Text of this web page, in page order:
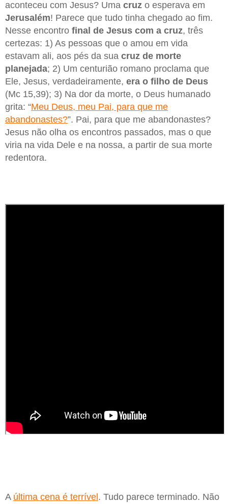
aconteceu com Jesus? Uma cruz o esperava em
Jerusalém! Parece que tudo tinha chegado ao fim.
Nesse encontro final de Jesus com a cruz, três
certezas: 1) As pessoas que o amou em vida
estavam ali, aos pés da sua cruz de morte
planejada; 2) Um centurião romano proclama que
Ele, Jesus, verdadeiramente, era o filho de Deus
(Mc 15,39); 3) Na dor da morte, o Deus humanado
grita: “Meu Deus, meu Pai, para que me
abandonastes?”. Pai, para que me abandonastes?
Jesus não olha os encontros passados, mas o que
viria na vida Dele e na nossa, a partir de sua morte
redentora.
A última cena é terrível . Tudo parece terminado. Não